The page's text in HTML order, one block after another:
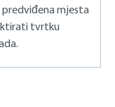
mjesta
tvrtku